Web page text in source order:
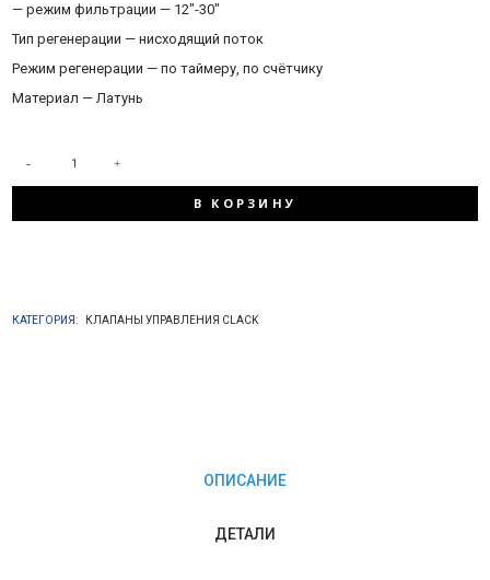
— режим фильтрации — 12″-30″
Тип регенерации — нисходящий поток
Режим регенерации — по таймеру, по счётчику
Материал — Латунь
КОЛИЧЕСТВО
В КОРЗИНУ
КАТЕГОРИЯ: КЛАПАНЫ УПРАВЛЕНИЯ CLACK
ОПИСАНИЕ
ДЕТАЛИ